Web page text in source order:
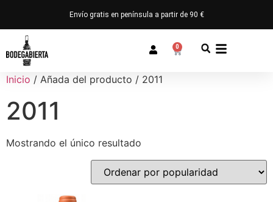
Envío gratis en península a partir de 90 €
0
Inicio / Añada del producto / 2011
2011
Mostrando el único resultado